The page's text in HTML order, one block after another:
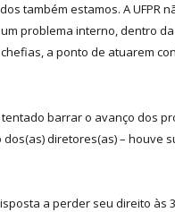
também estamos. A UFPR
problema interno, dentro
a ponto de atuarem
barrar o avanço dos
diretores(as) – houve
a perder seu direito às